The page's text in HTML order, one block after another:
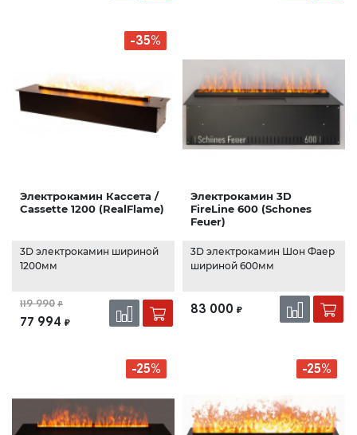
-35%
Электрокамин Кассета /
Cassette 1200 (RealFlame)
3D электрокамин шириной
1200мм
119 990 ₽
77 994 ₽
Электрокамин 3D
FireLine 600 (Schones
Feuer)
3D электрокамин Шон Фаер
шириной 600мм
83 000 ₽
-25% -25%